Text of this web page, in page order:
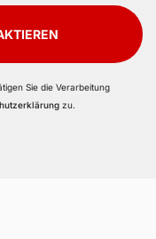
Sie die Verarbeitung
zu.